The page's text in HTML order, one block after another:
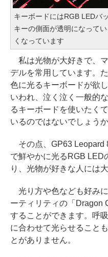
キーボードにはRGB LEDバ
キーの側面が透明になって
くなっています
私は光物が大好きで、
デルを常用しています。
色に光るキーボードが欲
いわれ、泣く泣く一般的
るキーボードを使いたく
いるのではないでしょうか
その点、GP63 Leopard
で鮮やかに光るRGB LED
り、光物が好きな人には
光り方や色なども好み
ーティリティの「Dragon
することができます。呼
に合わせて光らせること
とがありません。